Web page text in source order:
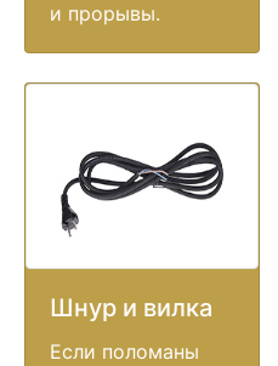
и прорывы.
Шнур и вилка
Если поломаны